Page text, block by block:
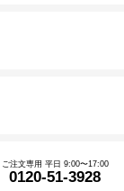
ご注文専用 平日 9:00〜17:00
0120-51-3928